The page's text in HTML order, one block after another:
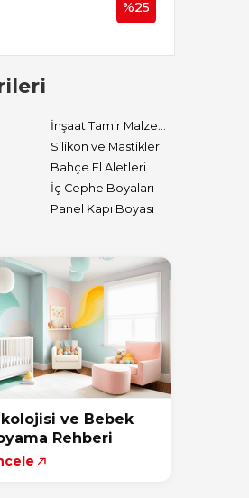
%25
Silikon ve Mastikler
Bahçe El Aletleri
İç Cephe Boyaları
Panel Kapı Boyası
ve Bebek
Rehberi